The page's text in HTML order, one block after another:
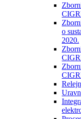
o
2020.